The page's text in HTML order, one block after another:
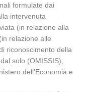
formulate dai
intervenuta
(in relazione alla
relazione alle
riconoscimento della
solo (OMISSIS);
dell’Economia e